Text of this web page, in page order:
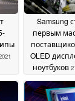
Samsung
первым
OLED
ноутбуков
2021